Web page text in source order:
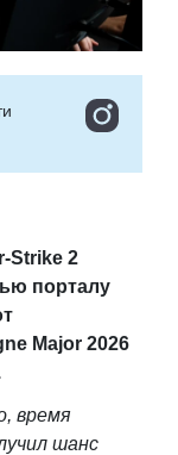
Strike 2
порталу
Major 2026
время
шанс